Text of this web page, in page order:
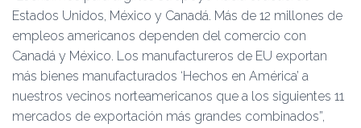
Estados Unidos, México y Canadá. Más de 12 millones de
empleos americanos dependen del comercio con
Canadá y México. Los manufactureros de EU exportan
más bienes manufacturados ‘Hechos en América’ a
nuestros vecinos norteamericanos que a los siguientes 11
mercados de exportación más grandes combinados”,